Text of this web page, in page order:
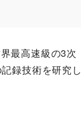
最高速級の3次
録技術を研究し